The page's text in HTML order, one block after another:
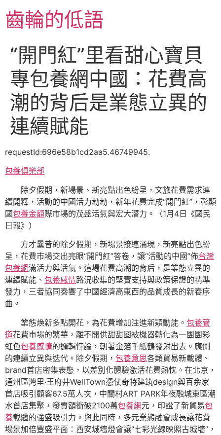
至
主齒輪的低語
“開門紅”里看甜心寶貝
專包養網中國：花費高
潮的背后是業態立異的
連續賦能
requestId:696e58b1cd2aa5.46749945.
包養俱樂部
除夕假期，新場景、新亮點出色紛呈，文旅花費需求連
續開釋，活動的中國活力勃勃，新年花費完成“開門紅”，彰顯
國包養金額際市場的茂盛活氣與宏大潛力。（1月4日《國民
日報》）
方才曩昔的除夕假期，新場景接連涌現，新亮點出色紛
呈，花費市場交出亮眼“開門紅”答卷，讓“活動的中國”佈台灣
包養網滿活力與活氣。這場花費高潮的背后，是業態立異的
連續賦能、 包養感情路況收集的堅實支持與政策保證的精準
發力，三者協同奏響了中國經濟高東西的品質成長的新春序
曲。
業態煥新多點開花，為花費增加注進新穎動能。 包養管
道花費市場的繁華，離不開供甜甜圈被機器轉化為一團團彩
虹色包養感情的邏輯悖論，朝著金箔千紙鶴發射出去。應側
的連續立異與迭代。除夕假期， 包養意思各類貿易新載體、
brand首店密集表態，以差別化體驗激活花費熱忱。在北京，
通州區灣里·王府井WellTown憑仗奇特建筑design與百余家
首店吸引顧客67.5萬人次，中關村ART PARK年夜融城東區潮
水首店集聚，發賣額衝破2100萬包養網元，印證了新貿易包
養載體的強盛吸引力。與此同時，多元業態融會成長讓花費
場景加倍豐盛平面：西安城墻燈會讓“七彩光線映照古城墻”，